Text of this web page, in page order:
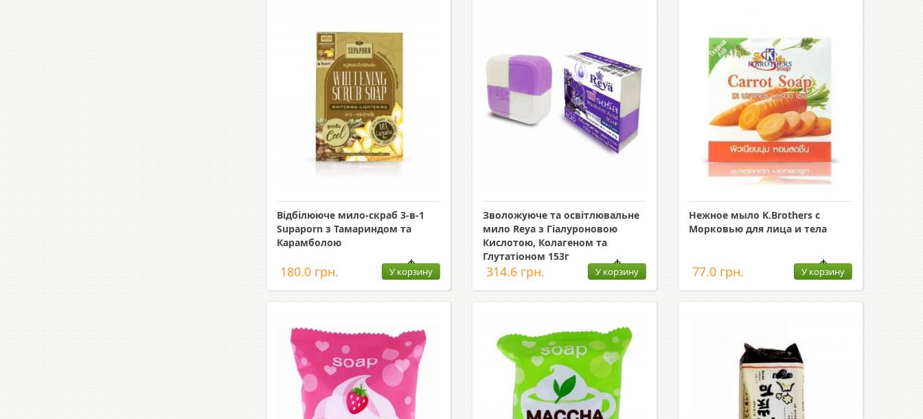
Відбілююче мило-скраб 3-в-1
Supaporn з Тамариндом та
Карамболою
180.0 грн. У корзину
Зволожуюче та освітлювальне
мило Reya з Гіалуроновою
Кислотою, Колагеном та
Глутатіоном 153г
314.6 грн. У корзину
Нежное мыло K.Brothers с
Морковью для лица и тела
77.0 грн. У корзину